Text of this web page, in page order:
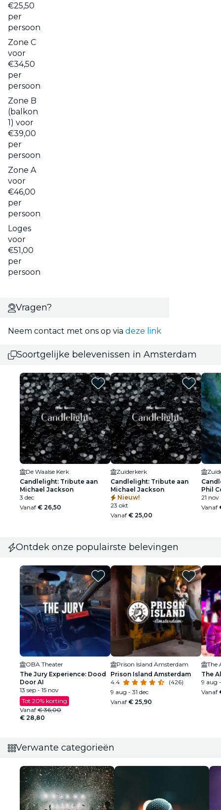
€25,50
per
persoon
Zone C
voor
€34,50
per
persoon
Zone B
(balkon
1) voor
€39,00
per
persoon
Zone A
voor
€46,00
per
persoon
Loges
voor
€51,00
per
persoon
Vragen?
Neem contact met ons op via deze link
Soortgelijke belevenissen in Amsterdam
De Waalse Kerk
Candlelight: Tribute aan
Michael Jackson
3 dec
Vanaf € 26,50
Zuiderkerk
Candlelight: Tribute aan
Michael Jackson
Nieuw!
23 okt
Vanaf € 25,00
Phil
21 nov
Vanaf
Ontdek onze populairste belevingen
OBA Theater
The Jury Experience: Dood
Door AI
13 sep - 15 nov
Tot 20% korting
Vanaf € 36,00
€ 28,80
Prison Island Amsterdam
Prison Island Amsterdam
4.4
(426)
9 aug - 31 dec
Vanaf € 25,90
The
The
9 aug
Vanaf
Verwante categorieën